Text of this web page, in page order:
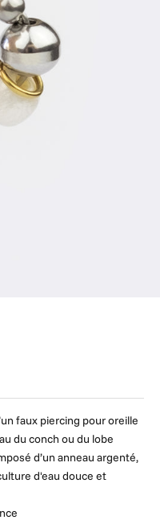
1
l'élément 2
à l'élément 3
à l'élément 4
faux piercing pour oreille
du conch ou du lobe
d’un anneau argenté,
d'eau douce et